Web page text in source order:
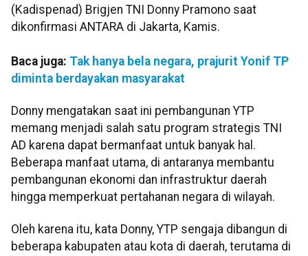
(Kadispenad) Brigjen TNI Donny Pramono saat
dikonfirmasi ANTARA di Jakarta, Kamis.
Baca juga: Tak hanya bela negara, prajurit Yonif TP
diminta berdayakan masyarakat
Donny mengatakan saat ini pembangunan YTP
memang menjadi salah satu program strategis TNI
AD karena dapat bermanfaat untuk banyak hal.
Beberapa manfaat utama, di antaranya membantu
pembangunan ekonomi dan infrastruktur daerah
hingga memperkuat pertahanan negara di wilayah.
Oleh karena itu, kata Donny, YTP sengaja dibangun di
beberapa kabupaten atau kota di daerah, terutama di